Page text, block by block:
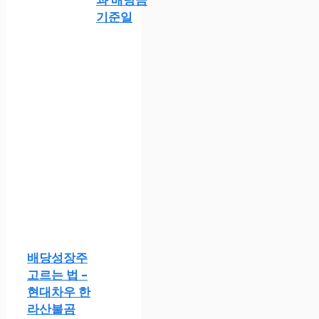
기준일
배당성장주
고르는 법 –
현대차우 한
라산불곰